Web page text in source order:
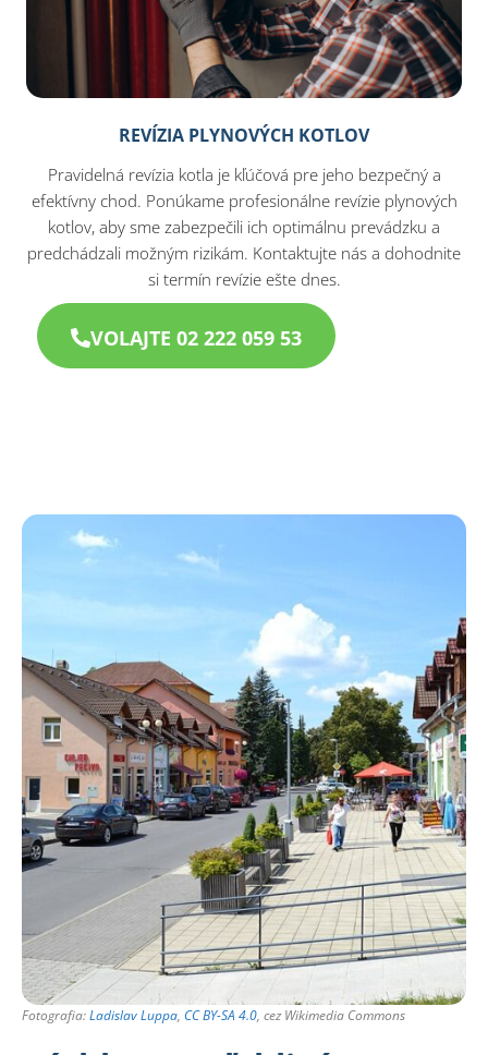
REVÍZIA PLYNOVÝCH KOTLOV
Pravidelná revízia kotla je kľúčová pre jeho bezpečný a
efektívny chod. Ponúkame profesionálne revízie plynových
kotlov, aby sme zabezpečili ich optimálnu prevádzku a
predchádzali možným rizikám. Kontaktujte nás a dohodnite
si termín revízie ešte dnes.
VOLAJTE 02 222 059 53
Fotografia:Ladislav Luppa, CC BY-SA 4.0, cez Wikimedia Commons